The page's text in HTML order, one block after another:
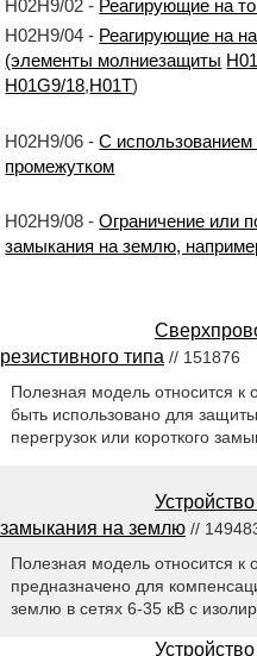
H02H9/02 - Реагирующие на
H02H9/04 - Реагирующие на
(элементы молниезащиты
H01G9/18,H01T)
H02H9/06 -С
промежутком
H02H9/08 -Ограничение или
замыкания на землю,
резистивного типа // 151876
Полезная модель относится к
быть использовано для
перегрузок или короткого
замыкания на землю //
Полезная модель относится к
предназначено для
землю в сетях 6-35 кВ с